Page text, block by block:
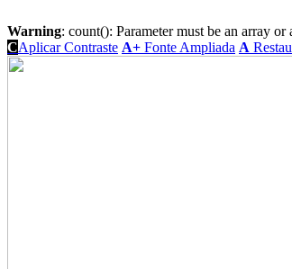
Warning: count(): Parameter must be an array
CAplicar Contraste A+ Fonte Ampliada A